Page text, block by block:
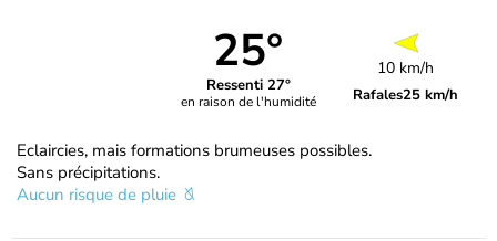
25°
Ressenti 27°
en raison de l'humidité
10 km/h
Rafales25 km/h
Eclaircies, mais formations brumeuses possibles.
Sans précipitations.
Aucun risque de pluie